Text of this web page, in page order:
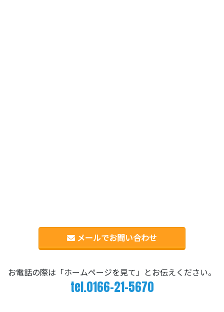
メールでお問い合わせ
お電話の際は「ホームページを見て」とお伝えください。
tel.0166-21-5670